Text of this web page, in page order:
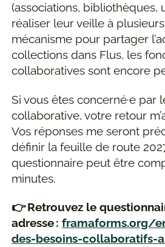
(associations, bibliothèques,
réaliser leur veille à
mécanisme pour partager
collections dans Flus, les
collaboratives sont encore
Si vous êtes concerné·e par
collaborative, votre retour
Vos réponses me seront
définir la feuille de route
questionnaire peut être
minutes.
👉 Retrouvez le
adresse :framaforms.org/
des-besoins-collaboratifs-